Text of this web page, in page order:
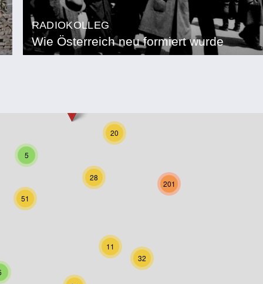
RADIOKOLLEG
Wie Österreich neu formiert wurde
28
20
32
51
201
11
5